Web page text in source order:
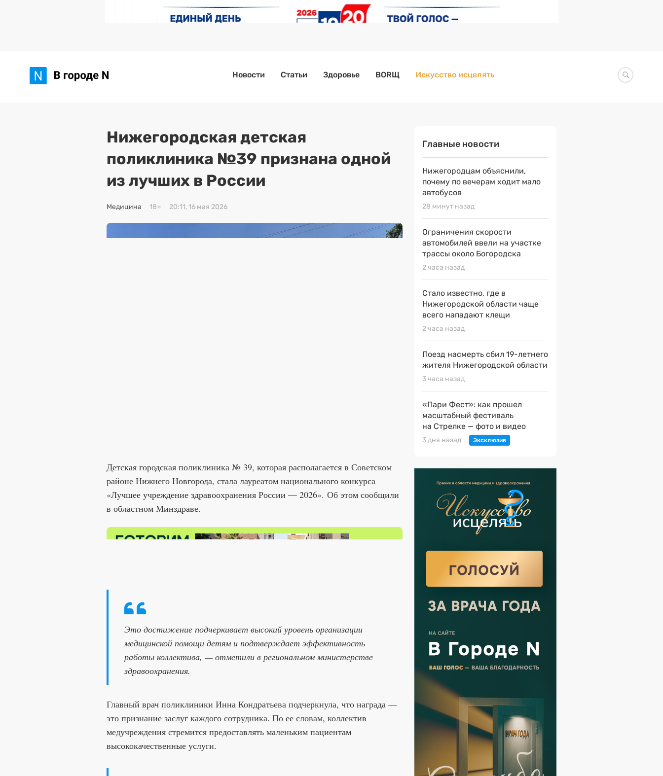
Новости Статьи Здоровье BORЩ Искусство исцелять
Нижегородская детская
поликлиника №39 признана одной
из лучших в России
Медицина 18+ 20:11, 16 мая 2026
Детская городская поликлиника № 39, которая располагается в Советском
районе Нижнего Новгорода, стала лауреатом национального конкурса
«Лучшее учреждение здравоохранения России — 2026». Об этом сообщили
в областном Минздраве.
Это достижение подчеркивает высокий уровень организации
медицинской помощи детям и подтверждает эффективность
работы коллектива, — отметили в региональном министерстве
здравоохранения.
Главный врач поликлиники Инна Кондратьева подчеркнула, что награда —
это признание заслуг каждого сотрудника. По ее словам, коллектив
медучреждения стремится предоставлять маленьким пациентам
высококачественные услуги.
Главные новости
Нижегородцам объяснили,
почему по вечерам ходит мало
автобусов
28 минут назад
Ограничения скорости
автомобилей ввели на участке
трассы около Богородска
2 часа назад
Стало известно, где в
Нижегородской области чаще
всего нападают клещи
2 часа назад
Поезд насмерть сбил 19-летнего
жителя Нижегородской области
3 часа назад
«Пари Фест»: как прошел
масштабный фестиваль
на Стрелке — фото и видео
3 дня назад